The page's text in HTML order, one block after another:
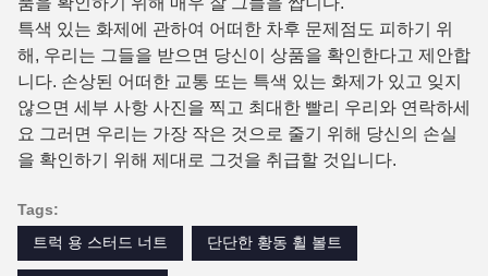
특색 있는 화제에 관하여 어떠한 차후 문제점도 피하기 위
해, 우리는 그들을 받으면 당신이 상품을 확인한다고 제안합
니다. 손상된 어떠한 교통 또는 특색 있는 화제가 있고 잊지
않으면 세부 사항 사진을 찍고 최대한 빨리 우리와 연락하세
요 그러면 우리는 가장 작은 것으로 줄기 위해 당신의 손실
을 확인하기 위해 제대로 그것을 취급할 것입니다.
Tags:
트럭 용 스터드 너트
단단한 황동 휠 볼트